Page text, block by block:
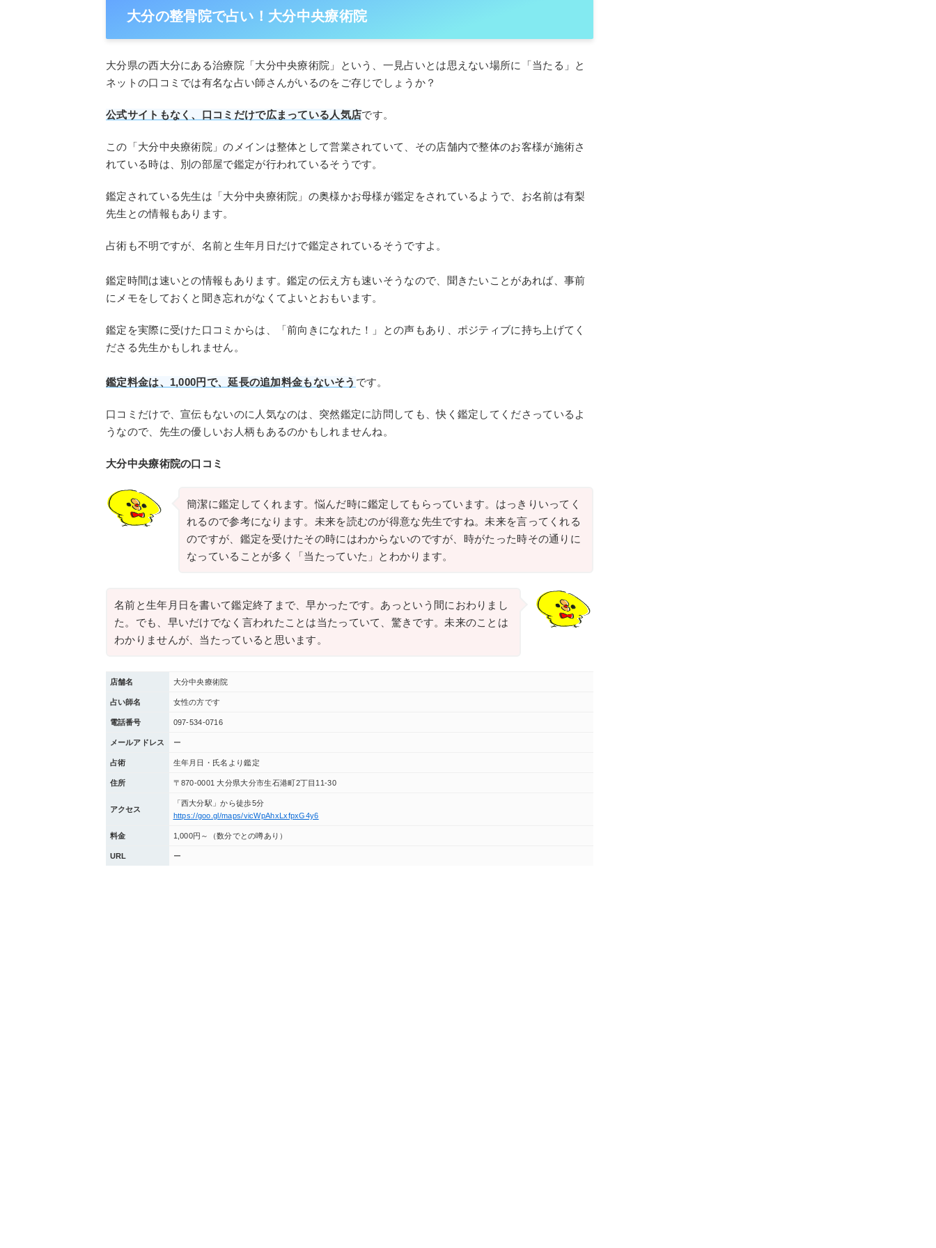
大分の整骨院で占い！大分中央療術院
大分県の西大分にある治療院「大分中央療術院」という、一見占いとは思えない場所に「当たる」と
ネットの口コミでは有名な占い師さんがいるのをご存じでしょうか？
公式サイトもなく、口コミだけで広まっている人気店です。
この「大分中央療術院」のメインは整体として営業されていて、その店舗内で整体のお客様が施術さ
れている時は、別の部屋で鑑定が行われているそうです。
鑑定されている先生は「大分中央療術院」の奥様かお母様が鑑定をされているようで、お名前は有梨
先生との情報もあります。
占術も不明ですが、名前と生年月日だけで鑑定されているそうですよ。
鑑定時間は速いとの情報もあります。鑑定の伝え方も速いそうなので、聞きたいことがあれば、事前
にメモをしておくと聞き忘れがなくてよいとおもいます。
鑑定を実際に受けた口コミからは、「前向きになれた！」との声もあり、ポジティブに持ち上げてく
ださる先生かもしれません。
鑑定料金は、1,000円で、延長の追加料金もないそう です。
口コミだけで、宣伝もないのに人気なのは、突然鑑定に訪問しても、快く鑑定してくださっているよ
うなので、先生の優しいお人柄もあるのかもしれませんね。
大分中央療術院の口コミ
簡潔に鑑定してくれます。悩んだ時に鑑定してもらっています。はっきりいってく
れるので参考になります。未来を読むのが得意な先生ですね。未来を言ってくれる
のですが、鑑定を受けたその時にはわからないのですが、時がたった時その通りに
なっていることが多く「当たっていた」とわかります。
名前と生年月日を書いて鑑定終了まで、早かったです。あっという間におわりまし
た。でも、早いだけでなく言われたことは当たっていて、驚きです。未来のことは
わかりませんが、当たっていると思います。
店舗名 大分中央療術院
占い師名 女性の方です
電話番号 097-534-0716
メールアドレス ー
占術 生年月日・氏名より鑑定
住所 〒870-0001 大分県大分市生石港町2丁目11-30
アクセス
「西大分駅」から徒歩5分
https://goo.gl/maps/vicWpAhxLxfpxG4y6
料金 1,000円～（数分でとの噂あり）
URL ー